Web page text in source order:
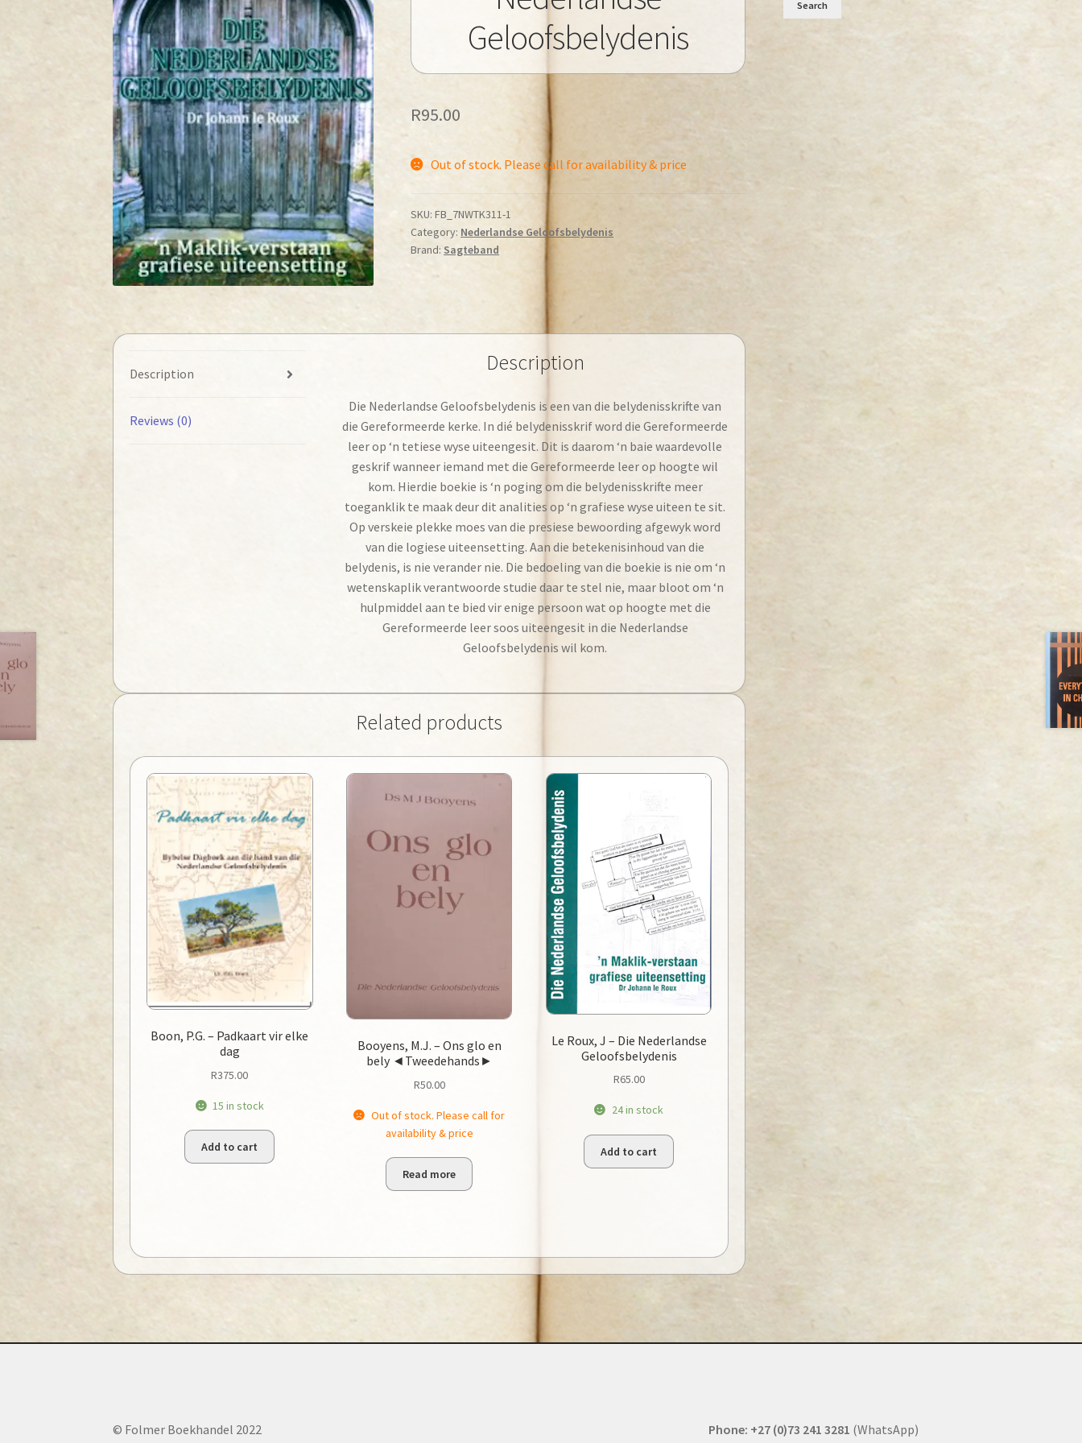
Geloofsbelydenis
R95.00
Out of stock. Please call for availability & price
SKU:FB_7NWTK311-1
Category: Nederlandse Geloofsbelydenis
Brand:Sagteband
Description
Reviews (0)
Description
Die Nederlandse Geloofsbelydenis is een van die belydenisskrifte van
die Gereformeerde kerke. In dié belydenisskrif word die Gereformeerde
leer op ‘n tetiese wyse uiteengesit. Dit is daarom ‘n baie waardevolle
geskrif wanneer iemand met die Gereformeerde leer op hoogte wil
kom. Hierdie boekie is ‘n poging om die belydenisskrifte meer
toeganklik te maak deur dit analities op ‘n grafiese wyse uiteen te sit.
Op verskeie plekke moes van die presiese bewoording afgewyk word
van die logiese uiteensetting. Aan die betekenisinhoud van die
belydenis, is nie verander nie. Die bedoeling van die boekie is nie om ‘n
wetenskaplik verantwoorde studie daar te stel nie, maar bloot om ‘n
hulpmiddel aan te bied vir enige persoon wat op hoogte met die
Gereformeerde leer soos uiteengesit in die Nederlandse
Geloofsbelydenis wil kom.
Related products
Boon, P.G. – Padkaart vir elke
dag
R375.00
15 in stock
Add to cart
Booyens, M.J. – Ons glo en
bely ◄Tweedehands►
R50.00
Out of stock. Please call for
availability & price
Read more
Le Roux, J – Die Nederlandse
Geloofsbelydenis
R65.00
24 in stock
Add to cart
Search
© Folmer Boekhandel 2022 Phone: +27 (0)73 241 3281 (WhatsApp)